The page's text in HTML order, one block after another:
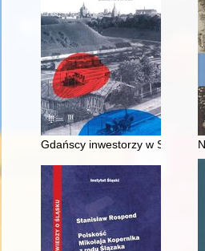
Gdańscy inwestorzy w Sopocie